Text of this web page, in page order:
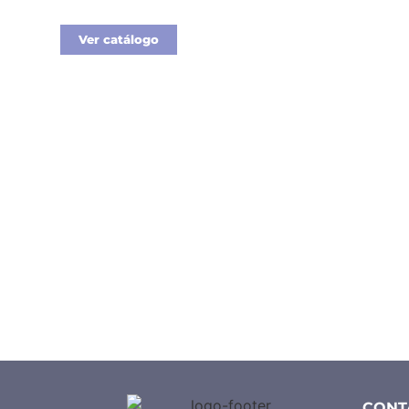
Ver catálogo